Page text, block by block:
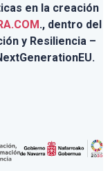
en la creación
., dentro del
y Resiliencia –